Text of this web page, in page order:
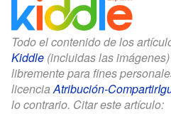
Todo el contenido de los
Kiddle (incluidas las
libremente para fines
licenciaAtribución-
lo contrario. Citar este artículo: